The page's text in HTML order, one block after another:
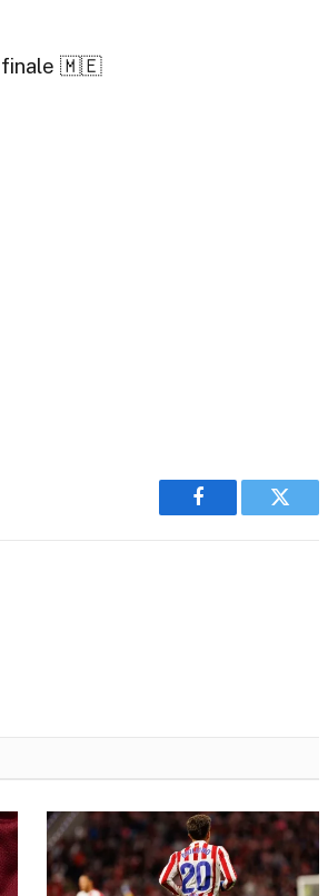
finale 🇲🇪
Facebook Twitter